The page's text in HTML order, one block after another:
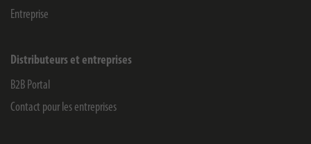
Entreprise
Distributeurs et entreprises
B2B Portal
Contact pour les entreprises